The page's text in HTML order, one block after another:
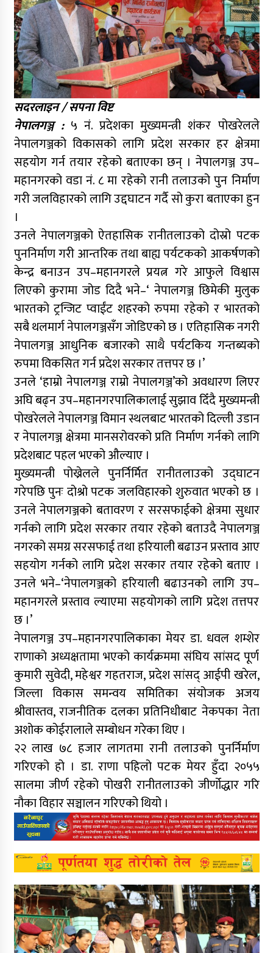
सदरलाइन / सपना विष्ट
नेपालगञ्ज :५ नं. प्रदेशका मुख्यमन्त्री शंकर पोखरेलले
नेपालगञ्जको विकासको लागि प्रदेश सरकार हर क्षेत्रमा
सहयोग गर्न तयार रहेको बताएका छन् । नेपालगञ्ज उप–
महानगरको वडा नं. ८ मा रहेको रानी तलाउको पुन निर्माण
गरी जलविहारको लागि उद्दघाटन गर्दै सो कुरा बताएका हुन
।
उनले नेपालगञ्जको ऐतहासिक रानीतलाउको दोस्रो पटक
पुननिर्माण गरी आन्तरिक तथा बाह्य पर्यटकको आकर्षणको
केन्द्र बनाउन उप–महानगरले प्रयत्न गरे आफुले विश्वास
लिएको कुरामा जोड दिदै भने–‘ नेपालगञ्ज छिमेकी मुलुक
भारतको ट्रन्जिट प्वाईंट शहरको रुपमा रहेको र भारतको
सबै थलमार्ग नेपालगञ्जसँग जोडिएको छ । एतिहासिक नगरी
नेपालगञ्ज आधुनिक बजारको साथै पर्यटकिय गन्तब्यको
रुपमा विकसित गर्न प्रदेश सरकार तत्तपर छ ।’
उनले ‘हाम्रो नेपालगञ्ज राम्रो नेपालगञ्ज’को अवधारण लिएर
अघि बढ्न उप–महानगरपालिकालाई सुझाव दिँदै मुख्यमन्त्री
पोखरेलले नेपालगञ्ज विमान स्थलबाट भारतको दिल्ली उडान
र नेपालगञ्ज क्षेत्रमा मानसरोवरको प्रति निर्माण गर्नको लागि
प्रदेशबाट पहल भएको औल्याए ।
मुख्यमन्त्री पोख्रेलले पुनर्निर्मित रानीतलाउको उद्घाटन
गरेपछि पुनः दोश्रो पटक जलविहारको शुरुवात भएको छ ।
उनले नेपालगञ्जको बतावरण र सरसफाईको क्षेत्रमा सुधार
गर्नको लागि प्रदेश सरकार तयार रहेको बताउदै नेपालगञ्ज
नगरको समग्र सरसफाई तथा हरियाली बढाउन प्रस्ताव आए
सहयोग गर्नको लागि प्रदेश सरकार तयार रहेको बताए ।
उनले भने–‘नेपालगञ्जको हरियाली बढाउनको लागि उप–
महानगरले प्रस्ताव ल्याएमा सहयोगको लागि प्रदेश तत्तपर
छ ।’
नेपालगञ्ज उप–महानगरपालिकाका मेयर डा. धवल शम्शेर
राणाको अध्यक्षतामा भएको कार्यक्रममा संघिय सांसद पूर्ण
कुमारी सुवेदी, महेश्वर गहतराज, प्रदेश सांसद् आईपी खरेल,
जिल्ला विकास समन्वय समितिका संयोजक अजय
श्रीवास्तव, राजनीतिक दलका प्रतिनिधीबाट नेकपका नेता
अशोक कोईरालाले सम्बोधन गरेका थिए ।
२२ लाख ७८ हजार लागतमा रानी तलाउको पुनर्निर्माण
गरिएको हो । डा. राणा पहिलो पटक मेयर हुँदा २०५५
सालमा जीर्ण रहेको पोखरी रानीतलाउको जीर्णोद्धार गरि
नौका विहार सञ्चालन गरिएको थियो ।